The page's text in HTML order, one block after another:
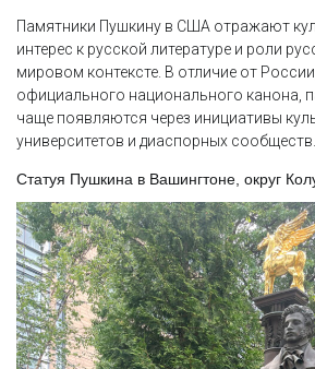
Памятники Пушкину в США отражают
интерес к русской литературе и роли
мировом контексте. В отличие от
официального национального канона,
чаще появляются через инициативы
университетов и диаспорных сообществ.
Статуя Пушкина в Вашингтоне, округ